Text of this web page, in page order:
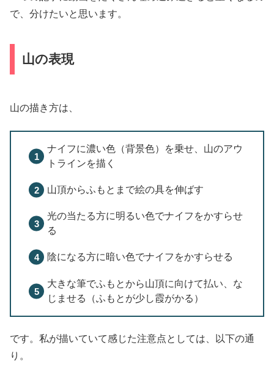
で、分けたいと思います。
山の表現
山の描き方は、
ナイフに濃い色（背景色）を乗せ、山のアウ
トラインを描く
山頂からふもとまで絵の具を伸ばす
光の当たる方に明るい色でナイフをかすらせ
る
陰になる方に暗い色でナイフをかすらせる
大きな筆でふもとから山頂に向けて払い、な
じませる（ふもとが少し霞がかる）
です。私が描いていて感じた注意点としては、以下の通
り。